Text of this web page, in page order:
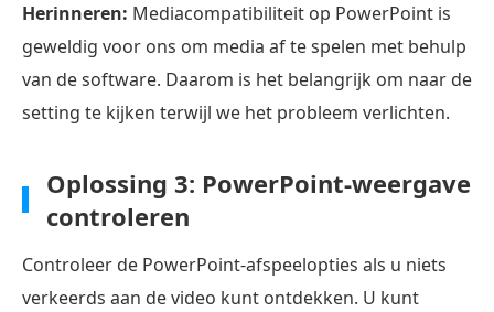
Herinneren: Mediacompatibiliteit op PowerPoint is
geweldig voor ons om media af te spelen met behulp
van de software. Daarom is het belangrijk om naar de
setting te kijken terwijl we het probleem verlichten.
Oplossing 3: PowerPoint-weergave
controleren
Controleer de PowerPoint-afspeelopties als u niets
verkeerds aan de video kunt ontdekken. U kunt